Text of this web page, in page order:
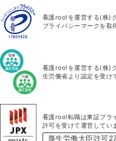
看護roo!を運営する(株)
プライバシーマークを取
看護roo!を運営する(株)
生労働省より認定を受け
看護roo!転職は東証プラ
許可を受けて運営してい
厚生労働大臣許可